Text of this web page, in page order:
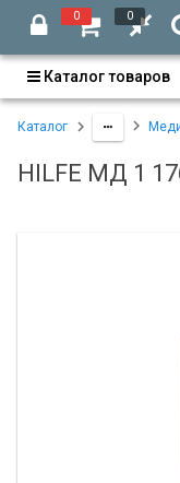
0 0
Каталог товаров
Каталог
HILFE МД 1